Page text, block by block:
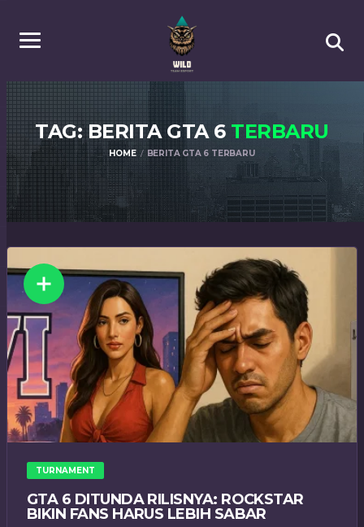
TAG: BERITA GTA 6 TERBARU
HOME BERITA GTA 6 TERBARU
TURNAMENT
GTA 6 DITUNDA RILISNYA: ROCKSTAR
BIKIN FANS HARUS LEBIH SABAR